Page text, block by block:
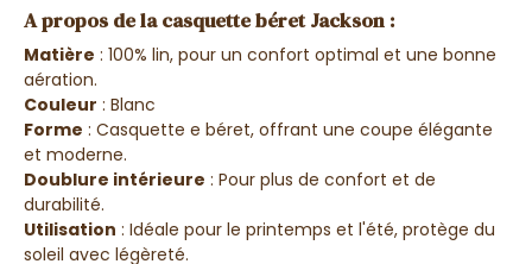
A propos de la casquette béret Jackson :
Matière : 100% lin, pour un confort optimal et une bonne
aération.
Couleur : Blanc
Forme : Casquette e béret, offrant une coupe élégante
et moderne.
Doublure intérieure : Pour plus de confort et de
durabilité.
Utilisation : Idéale pour le printemps et l'été, protège du
soleil avec légèreté.